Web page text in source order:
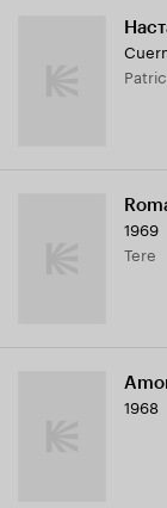
1969
Tere
1968